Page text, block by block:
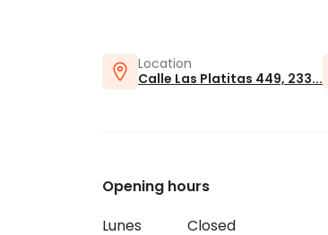
Location
Calle Las Platitas 449, 233...
Opening hours
Lunes
Closed